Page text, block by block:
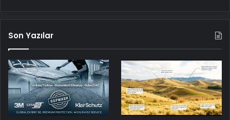
Son Yazılar